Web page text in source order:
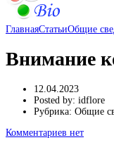
ГлавнаяСтатьиОбщие
Внимание
12.04.2023
Posted by: idflore
Рубрика: Общие
Комментариев нет